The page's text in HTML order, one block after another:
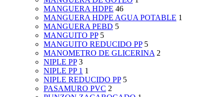
MANGUERA HDPE 46
MANGUERA HDPE AGUA POTABLE 1
MANGUERA PEBD 5
MANGUITO PP 5
MANGUITO REDUCIDO PP 5
MANOMETRO DE GLICERINA 2
NIPLE PP 3
NIPLE PP 1 1
NIPLE REDUCIDO PP 5
PASAMURO PVC 2